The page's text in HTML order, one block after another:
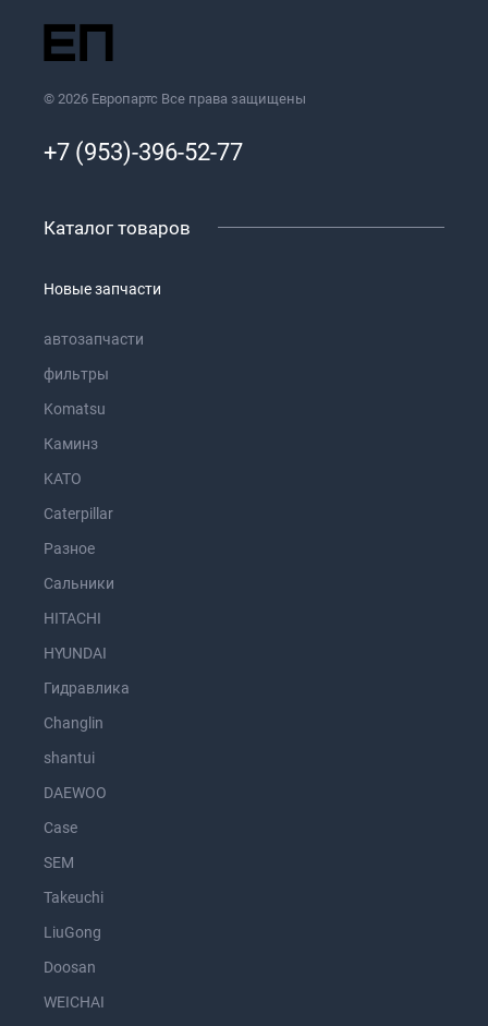
© 2026 Европартс Все права защищены
+7 (953)-396-52-77
Каталог товаров
Новые запчасти
автозапчасти
фильтры
Komatsu
Каминз
KATO
Caterpillar
Разное
Сальники
HITACHI
HYUNDAI
Гидравлика
Changlin
shantui
DAEWOO
Case
SEM
Takeuchi
LiuGong
Doosan
WEICHAI